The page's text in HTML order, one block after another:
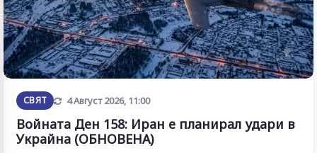
СВЯТ Обновена
4 Август 2026, 11:00
Войната Ден 158: Иран е планирал удари в
Украйна (ОБНОВЕНА)